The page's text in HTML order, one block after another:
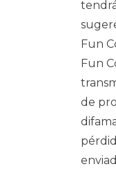
Fun
Fun
de